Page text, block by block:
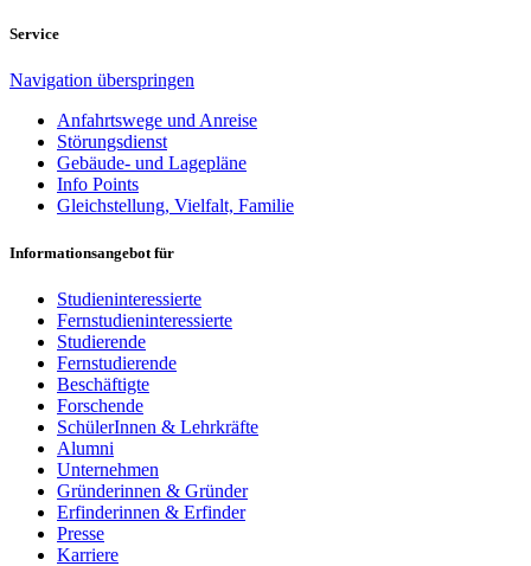
Service
Navigation überspringen
Anfahrtswege und Anreise
Störungsdienst
Gebäude- und Lagepläne
Info Points
Gleichstellung, Vielfalt, Familie
Informationsangebot für
Studieninteressierte
Fernstudieninteressierte
Studierende
Fernstudierende
Beschäftigte
Forschende
SchülerInnen & Lehrkräfte
Alumni
Unternehmen
Gründerinnen & Gründer
Erfinderinnen & Erfinder
Presse
Karriere